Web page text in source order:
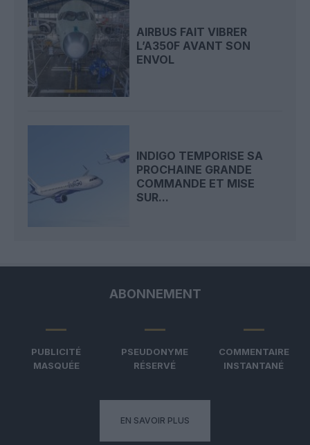
AIRBUS FAIT VIBRER
L’A350F AVANT SON
ENVOL
INDIGO TEMPORISE SA
PROCHAINE GRANDE
COMMANDE ET MISE
SUR...
ABONNEMENT
PUBLICITÉ
MASQUÉE
PSEUDONYME
RÉSERVÉ
COMMENTAIRE
INSTANTANÉ
EN SAVOIR PLUS